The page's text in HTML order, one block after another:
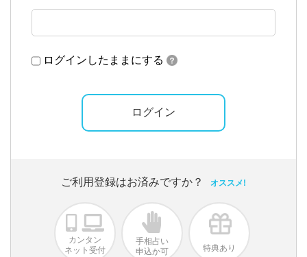
ログインしたままにする
ご利用登録はお済みですか？ オススメ!
カンタン
ネット受付
手相占い
申込か可
特典あり